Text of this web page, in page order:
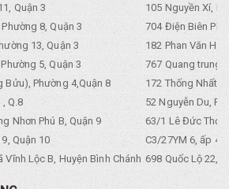
Quận 3
105 Nguyền Xí,
8, Quận 3
704 Điện Biên
13, Quận 3
182 Phan Văn
5, Quận 3
767 Quang trung,
Phường 4,Quận 8
172 Thống Nhất.
Q.8
52 Nguyễn Du,
Nhơn Phú B, Quận 9
63/1 Lê Đức Thọ,
Quận 10
C3/27YM 6, ấp 4,
Lộc B, Huyện Bình Chánh 698 Quốc Lộ 22,